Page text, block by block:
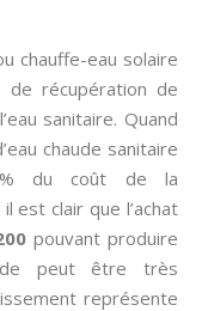
chauffe-eau solaire
récupération de
sanitaire. Quand
chaude sanitaire
du coût de la
est clair que l’achat
pouvant produire
peut être très
représente